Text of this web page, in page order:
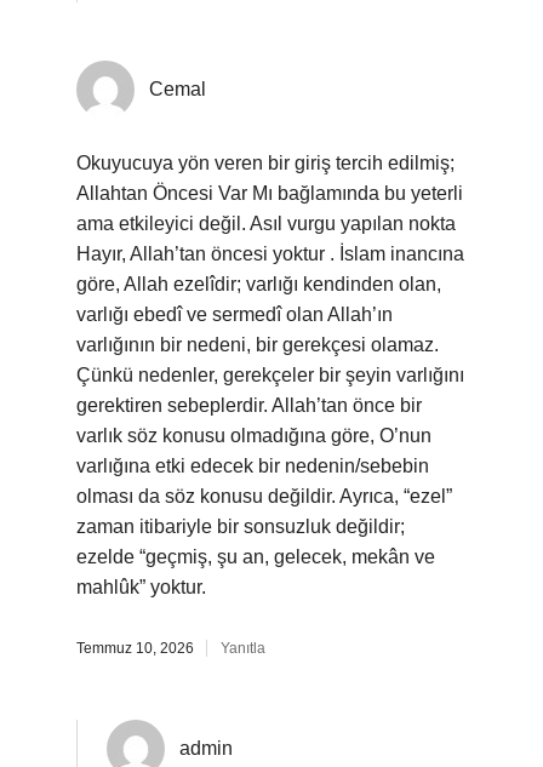
Cemal
Okuyucuya yön veren bir giriş tercih edilmiş;
Allahtan Öncesi Var Mı bağlamında bu yeterli
ama etkileyici değil. Asıl vurgu yapılan nokta
Hayır, Allah’tan öncesi yoktur . İslam inancına
göre, Allah ezelîdir; varlığı kendinden olan,
varlığı ebedî ve sermedî olan Allah’ın
varlığının bir nedeni, bir gerekçesi olamaz.
Çünkü nedenler, gerekçeler bir şeyin varlığını
gerektiren sebeplerdir. Allah’tan önce bir
varlık söz konusu olmadığına göre, O’nun
varlığına etki edecek bir nedenin/sebebin
olması da söz konusu değildir. Ayrıca, “ezel”
zaman itibariyle bir sonsuzluk değildir;
ezelde “geçmiş, şu an, gelecek, mekân ve
mahlûk” yoktur.
Temmuz 10, 2026 Yanıtla
admin